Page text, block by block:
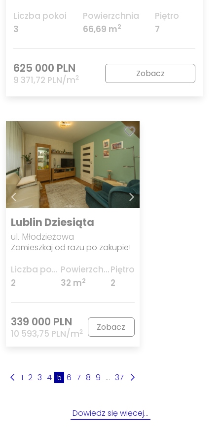
Liczba pokoi
3
Powierzchnia
66,69 m2
Piętro
7
625 000 PLN
9 371,72 PLN/m2 Zobacz
Lublin Dziesiąta
ul. Młodzieżowa
Zamieszkaj od razu po zakupie!
Liczba pokoi
2
Powierzchnia
32 m2
Piętro
2
339 000 PLN
10 593,75 PLN/m2 Zobacz
1 2 3 4 5 6 7 8 9 ... 37
Dowiedz się więcej…